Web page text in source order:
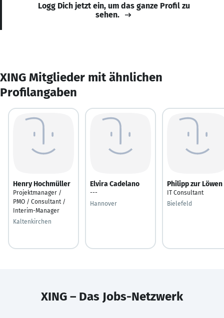
Logg Dich jetzt ein, um das ganze Profil zu
sehen.
XING Mitglieder mit ähnlichen
Profilangaben
Henry Hochmüller
Projektmanager /
PMO / Consultant /
Interim-Manager
Kaltenkirchen
Elvira Cadelano
---
Hannover
Philipp zur Löwen
IT Consultant
Bielefeld
XING – Das Jobs-Netzwerk